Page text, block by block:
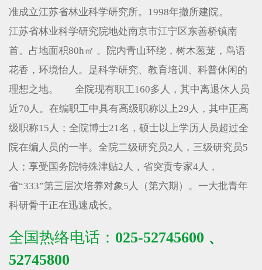
准成立江苏省林业科学研究所。1998年撤所建院。
江苏省林业科学研究院地处南京市江宁区东善桥镇南
首。占地面积80h㎡ 。院内青山环绕，树木葱茏，鸟语
花香，环境怡人。是科学研究、教育培训、科普休闲的
理想之地。 全院现有职工160多人，其中离退休人员
近70人。在编职工中具有高级职称以上29人，其中正高
级职称15人；全院博士21名，硕士以上学历人员超过全
院在编人员的一半。全院二级研究员2人，三级研究员5
人；享受国务院特殊津贴2人，省突贡专家4人，
省“333”第三层次培养对象5人（第六期）。一大批青年
科研骨干正在迅速成长。
全国热络电话： 025-52745600 、
52745800